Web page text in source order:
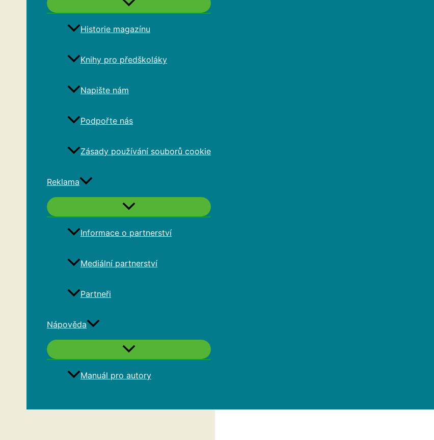
Historie magazínu
Knihy pro předškoláky
Napište nám
Podpořte nás
Zásady používání souborů cookie
Reklama
Informace o partnerství
Mediální partnerství
Partneři
Nápověda
Manuál pro autory